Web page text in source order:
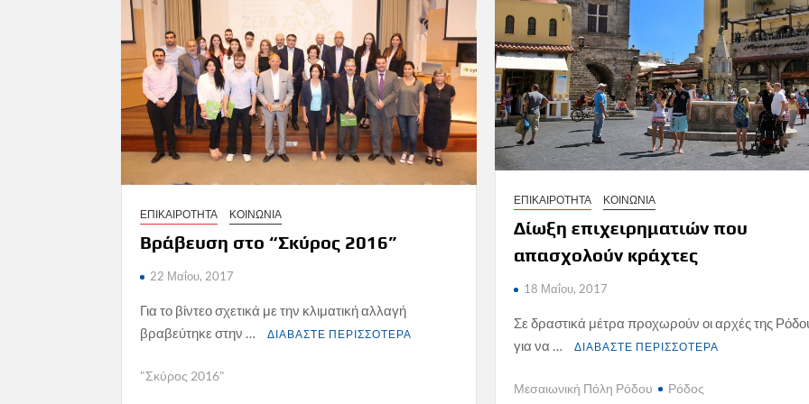
ΕΠΙΚΑΙΡΟΤΗΤΑ ΚΟΙΝΩΝΙΑ
Βράβευση στο “Σκύρος 2016”
22 Μαΐου, 2017
Για το βίντεο σχετικά με την κλιματική αλλαγή
βραβεύτηκε στην …
ΔΙΑΒΑΣΤΕ ΠΕΡΙΣΣΟΤΕΡΑ
"Σκύρος 2016"
ΕΠΙΚΑΙΡΟΤΗΤΑ ΚΟΙΝΩΝΙΑ
Δίωξη επιχειρηματιών που
απασχολούν κράχτες
18 Μαΐου, 2017
Σε δραστικά μέτρα προχωρούν οι αρχές της
για να …
ΔΙΑΒΑΣΤΕ ΠΕΡΙΣΣΟΤΕΡΑ
Μεσαιωνική Πόλη Ρόδου Ρόδος